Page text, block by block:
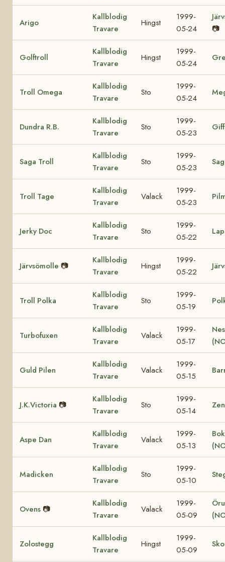
Arigo
Kallblodig
Travare
Hingst
1999-
05-24
📷
Golftroll
Kallblodig
Travare
Hingst
1999-
05-24
Troll Omega
Kallblodig
Travare
Sto
1999-
05-24
Dundra R.B.
Kallblodig
Travare
Sto
1999-
05-23
Saga Troll
Kallblodig
Travare
Sto
1999-
05-23
Troll Tage
Kallblodig
Travare
Valack
1999-
05-23
Jerky Doc
Kallblodig
Travare
Sto
1999-
05-22
Järvsömolle 📷
Kallblodig
Travare
Hingst
1999-
05-22
Troll Polka
Kallblodig
Travare
Sto
1999-
05-19
Turbofuxen
Kallblodig
Travare
Valack
1999-
05-17
Guld Pilen
Kallblodig
Travare
Valack
1999-
05-15
J.K.Victoria 📷
Kallblodig
Travare
Sto
1999-
05-14
Aspe Dan
Kallblodig
Travare
Valack
1999-
05-13
Madicken
Kallblodig
Travare
Sto
1999-
05-10
Ovens 📷
Kallblodig
Travare
Valack
1999-
05-09
Zolostegg
Kallblodig
Travare
Hingst
1999-
05-09